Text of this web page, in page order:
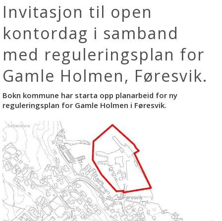
Invitasjon til open
kontordag i samband
med reguleringsplan for
Gamle Holmen, Føresvik.
Bokn kommune har starta opp planarbeid for ny
reguleringsplan for Gamle Holmen i Føresvik.